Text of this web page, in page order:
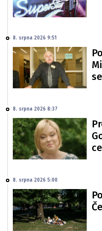
8. srpna 2026 9:51
8. srpna 2026 8:37
8. srpna 2026 5:00